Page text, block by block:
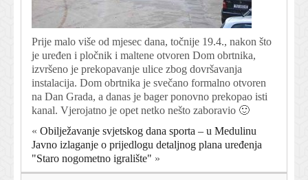
Prije malo više od mjesec dana, točnije 19.4., nakon što
je uređen i pločnik i maltene otvoren Dom obrtnika,
izvršeno je prekopavanje ulice zbog dovršavanja
instalacija. Dom obrtnika je svečano formalno otvoren
na Dan Grada, a danas je bager ponovno prekopao isti
kanal. Vjerojatno je opet netko nešto zaboravio 🙂
« Obilježavanje svjetskog dana sporta – u Medulinu
Javno izlaganje o prijedlogu detaljnog plana uređenja
"Staro nogometno igralište" »